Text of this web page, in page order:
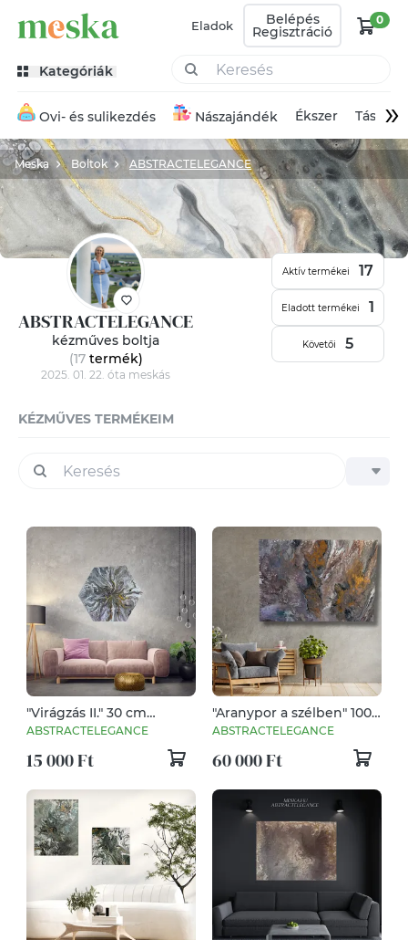
Eladok Belépés
Regisztráció
0
Kategóriák
Ovi- és sulikezdés Nászajándék Ékszer Táska»
Meska Boltok ABSTRACTELEGANCE
ABSTRACTELEGANCE
kézműves boltja
(17termék)
2025. 01. 22. óta meskás
Aktív termékei 17
Eladott termékei 1
Követői 5
KÉZMŰVES TERMÉKEIM
"Virágzás II." 30 cm
átmérő
ABSTRACTELEGANCE
15 000 Ft
"Aranypor a szélben" 100
cm X 70 cm
ABSTRACTELEGANCE
60 000 Ft